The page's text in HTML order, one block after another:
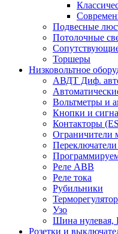
Подвесные
Потолочные
Торшеры
Низковольтное
АВДT Диф.
Вольтметры и
Кнопки и
Контакторы
Ограничители
Переключатели
Реле ABB
Реле тока
Рубильники
Узо
Шина нулевая,
Розетки и